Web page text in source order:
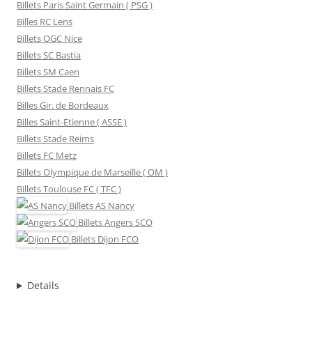
Billets Paris Saint Germain ( PSG )
Billes RC Lens
Billets OGC Nice
Billets SC Bastia
Billets SM Caen
Billets Stade Rennais FC
Billes Gir. de Bordeaux
Billes Saint-Etienne ( ASSE )
Billets Stade Reims
Billets FC Metz
Billets Olympique de Marseille ( OM )
Billets Toulouse FC ( TFC )
BilletsAS Nancy
BilletsAngers SCO
Billets Dijon FCO
Details